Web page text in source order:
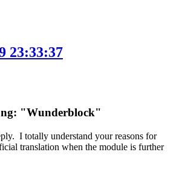
23:33:37
"Wunderblock"
I totally understand your reasons for
translation when the module is further